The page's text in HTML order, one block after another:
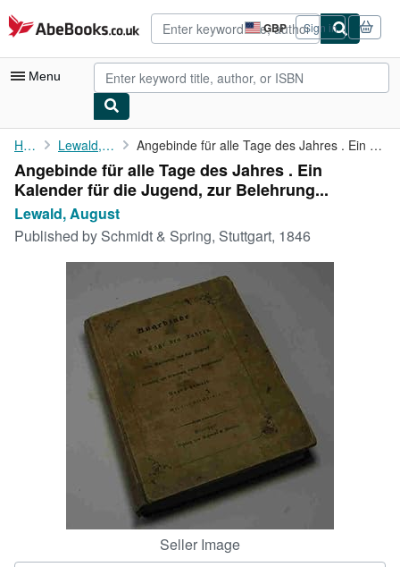
Skip to main content
AbeBooks.co.uk GBP
Site
shopping
preferences
Sign in
Menu
My Account
My Purchases
Advanced Search
Browse Collections
CLOSE
Home Lewald, August Angebinde für alle Tage des Jahres . Ein Kalender für die Jugend...
Angebinde für alle Tage des Jahres . Ein
Kalender für die Jugend, zur Belehrung...
Lewald, August
Published by Schmidt & Spring, Stuttgart, 1846
Seller Image